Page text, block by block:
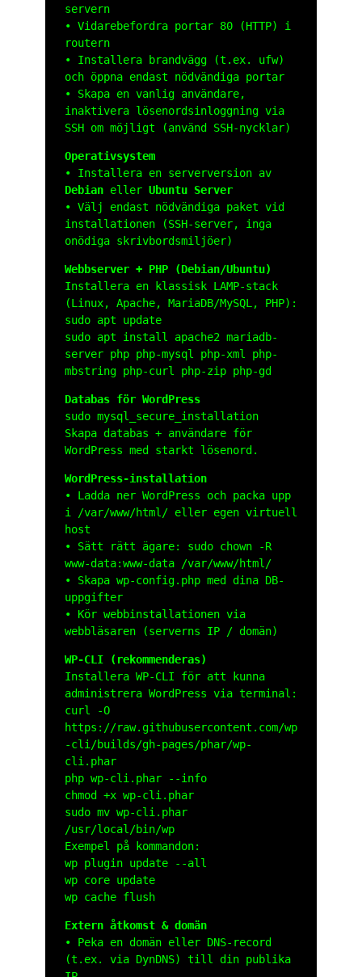
servern
• Vidarebefordra portar 80 (HTTP) i
routern
• Installera brandvägg (t.ex. ufw)
och öppna endast nödvändiga portar
• Skapa en vanlig användare,
inaktivera lösenordsinloggning via
SSH om möjligt (använd SSH-nycklar)
Operativsystem
• Installera en serverversion av
Debian eller Ubuntu Server
• Välj endast nödvändiga paket vid
installationen (SSH-server, inga
onödiga skrivbordsmiljöer)
Webbserver + PHP (Debian/Ubuntu)
Installera en klassisk LAMP-stack
(Linux, Apache, MariaDB/MySQL, PHP):
sudo apt update
sudo apt install apache2 mariadb-
server php php-mysql php-xml php-
mbstring php-curl php-zip php-gd
Databas för WordPress
sudo mysql_secure_installation
Skapa databas + användare för
WordPress med starkt lösenord.
WordPress-installation
• Ladda ner WordPress och packa upp
i
/var/www/html/ eller egen virtuell
host
• Sätt rätt ägare: sudo chown -R
www-data:www-data /var/www/html/
• Skapa wp-config.php med dina DB-
uppgifter
• Kör webbinstallationen via
webbläsaren (serverns IP / domän)
WP-CLI (rekommenderas)
Installera WP-CLI för att kunna
administrera WordPress via terminal:
curl -O
https://raw.githubusercontent.com/wp
-cli/builds/gh-pages/phar/wp-
cli.phar
php wp-cli.phar --info
chmod +x wp-cli.phar
sudo mv wp-cli.phar
/usr/local/bin/wp
Exempel på kommandon:
wp plugin update --all
wp core update
wp cache flush
Extern åtkomst & domän
• Peka en domän eller DNS-record
(t.ex. via DynDNS) till din publika